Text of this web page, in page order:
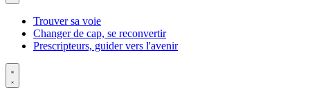
Trouver sa voie
Changer de cap, se reconvertir
Prescripteurs, guider vers l'avenir